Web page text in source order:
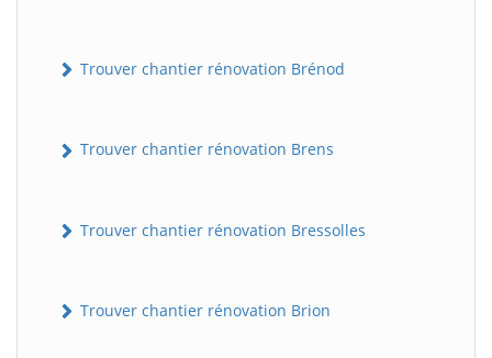
Trouver chantier rénovation Brénod
Trouver chantier rénovation Brens
Trouver chantier rénovation Bressolles
Trouver chantier rénovation Brion